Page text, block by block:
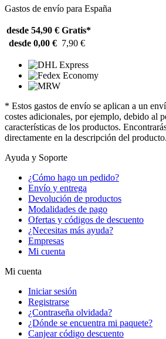
Gastos de envío para España
desde 54,90 € Gratis*
desde 0,00 € 7,90 €
* Estos gastos de envío se aplican a un
costes adicionales, por ejemplo, debido al
características de los productos.
directamente en la descripción del producto.
Ayuda y Soporte
¿Cómo hago un pedido?
Envío y entrega
Devolución de productos
Modalidades de pago
Ofertas y códigos de descuento
¿Necesitas más ayuda?
Empresas
Mi cuenta
Mi cuenta
Iniciar sesión
Registrarse
¿Contraseña olvidada?
¿Dónde se encuentra mi paquete?
Canjear código descuento